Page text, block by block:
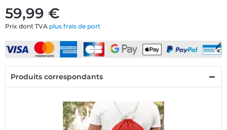
59,99 €
Prix dont TVA plus frais de port
Produits correspondants